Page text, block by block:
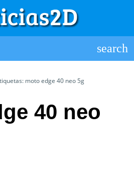
moto edge 40 neo 5g
40 neo